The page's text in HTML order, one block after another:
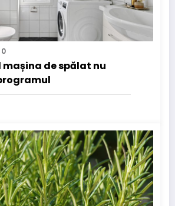
0
mașina de spălat nu